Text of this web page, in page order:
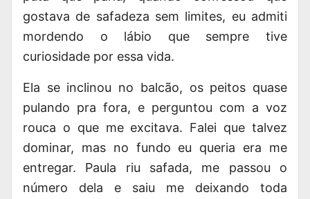
gostava de safadeza sem limites, eu admiti
mordendo o lábio que sempre tive
curiosidade por essa vida.
Ela se inclinou no balcão, os peitos quase
pulando pra fora, e perguntou com a voz
rouca o que me excitava. Falei que talvez
dominar, mas no fundo eu queria era me
entregar. Paula riu safada, me passou o
número dela e saiu me deixando toda